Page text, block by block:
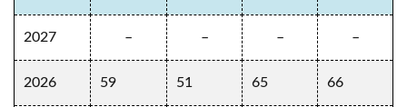
2027 – – – –
2026 59 51 65 66